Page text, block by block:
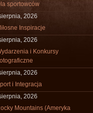
sportowców
2026
Inspiracje
2026
i Konkursy
2026
i Integracja
2026
Mountains (Ameryka